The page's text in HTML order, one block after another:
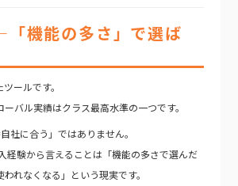
機能の多さ」で選ば
ールです。
バル実績はクラス最高水準の一つです。
社に合う」ではありません。
経験から言えることは「機能の多さで選んだ
れなくなる」という現実です。